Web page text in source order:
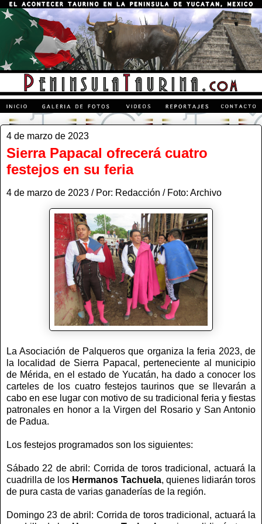
4 de marzo de 2023
Sierra Papacal ofrecerá cuatro
festejos en su feria
4 de marzo de 2023 / Por: Redacción / Foto: Archivo
La Asociación de Palqueros que organiza la feria 2023, de
la localidad de Sierra Papacal, perteneciente al municipio
de Mérida, en el estado de Yucatán, ha dado a conocer los
carteles de los cuatro festejos taurinos que se llevarán a
cabo en ese lugar con motivo de su tradicional feria y fiestas
patronales en honor a la Virgen del Rosario y San Antonio
de Padua.
Los festejos programados son los siguientes:
Sábado 22 de abril: Corrida de toros tradicional, actuará la
cuadrilla de los Hermanos Tachuela, quienes lidiarán toros
de pura casta de varias ganaderías de la región.
Domingo 23 de abril: Corrida de toros tradicional, actuará la